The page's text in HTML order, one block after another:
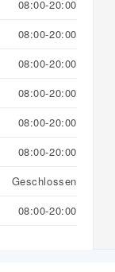
08:00-20:00
08:00-20:00
08:00-20:00
08:00-20:00
08:00-20:00
08:00-20:00
Geschlossen
08:00-20:00